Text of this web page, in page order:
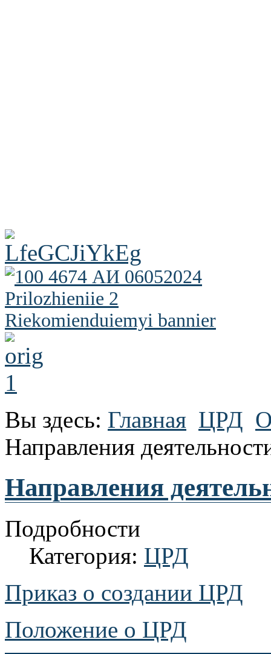
Вы здесь: Главная ЦРД
Направления
Направления
Подробности
Категория: ЦРД
Приказ о создании ЦРД
Положение о ЦРД